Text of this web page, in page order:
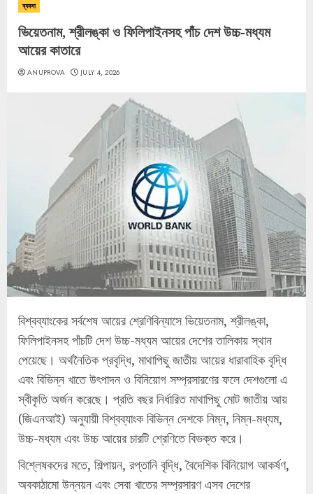
ব্যবসা
ভিয়েতনাম, শ্রীলঙ্কা ও ফিলিপাইনসহ পাঁচ দেশ উচ্চ-মধ্যম
আয়ের কাতারে
ANUPROVA JULY 4, 2026
বিশ্বব্যাংকের সর্বশেষ আয়ের শ্রেণিবিন্যাসে ভিয়েতনাম, শ্রীলঙ্কা,
ফিলিপাইনসহ পাঁচটি দেশ উচ্চ-মধ্যম আয়ের দেশের তালিকায় স্থান
পেয়েছে। অর্থনৈতিক প্রবৃদ্ধি, মাথাপিছু জাতীয় আয়ের ধারাবাহিক বৃদ্ধি
এবং বিভিন্ন খাতে উৎপাদন ও বিনিয়োগ সম্প্রসারণের ফলে দেশগুলো এ
স্বীকৃতি অর্জন করেছে। প্রতি বছর নির্ধারিত মাথাপিছু মোট জাতীয় আয়
(জিএনআই) অনুযায়ী বিশ্বব্যাংক বিভিন্ন দেশকে নিম্ন, নিম্ন-মধ্যম,
উচ্চ-মধ্যম এবং উচ্চ আয়ের চারটি শ্রেণিতে বিভক্ত করে।
বিশ্লেষকদের মতে, শিল্পায়ন, রপ্তানি বৃদ্ধি, বৈদেশিক বিনিয়োগ আকর্ষণ,
অবকাঠামো উন্নয়ন এবং সেবা খাতের সম্প্রসারণ এসব দেশের